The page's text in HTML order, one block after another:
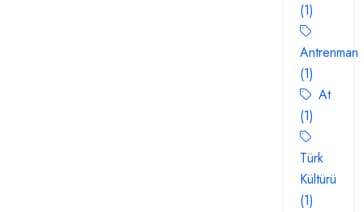
(1)
Antrenman
(1)
At
(1)
Türk
Kültürü
(1)